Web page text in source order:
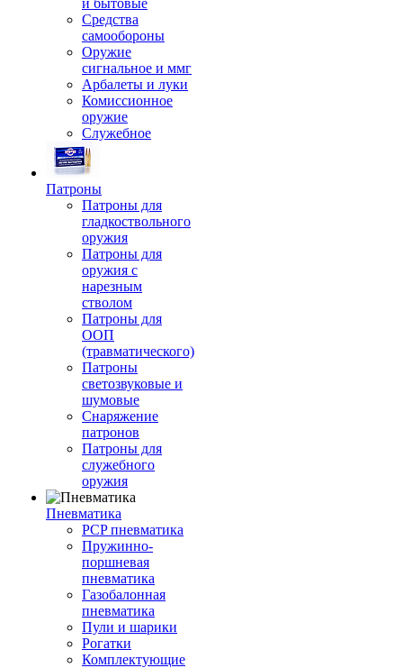
и бытовые
Средства
самообороны
Оружие
сигнальное и ммг
Арбалеты и луки
Комиссионное
оружие
Служебное
Патроны
Патроны для
гладкоствольного
оружия
Патроны для
оружия с
нарезным
стволом
Патроны для
ООП
(травматического)
Патроны
светозвуковые и
шумовые
Снаряжение
патронов
Патроны для
служебного
оружия
Пневматика
PCP пневматика
Пружинно-
поршневая
пневматика
Газобалонная
пневматика
Пули и шарики
Рогатки
Комплектующие